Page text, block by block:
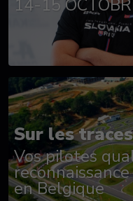
14-15
Sur les
Vos pilotes
en Belgique